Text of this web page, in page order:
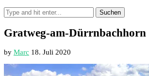
Suchen
Gratweg-am-Dürrnbachhorn
by Marc 18. Juli 2020